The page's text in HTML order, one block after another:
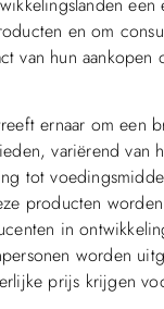
en om
van hun aankopen
ernaar om een
variërend van
tot
producten
in
worden
prijs krijgen